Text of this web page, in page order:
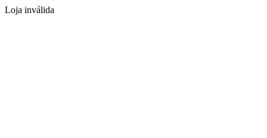
Loja inválida